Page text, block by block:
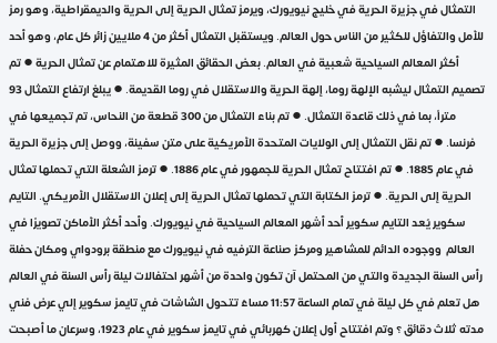
التمثال في جزيرة الحرية في خليج نيويورك، ويرمز تمثال الحرية إلى الحرية والديمقراطية، وهو رمز
للأمل والتفاؤل للكثير من الناس حول العالم. ويستقبل التمثال أكثر من 4 ملايين زائر كل عام، وهو أحد
أكثر المعالم السياحية شعبية في العالم. بعض الحقائق المثيرة للاهتمام عن تمثال الحرية ● تم
تصميم التمثال ليشبه الإلهة روما، إلهة الحرية والاستقلال في روما القديمة. ● يبلغ ارتفاع التمثال 93
متراً، بما في ذلك قاعدة التمثال. ● تم بناء التمثال من 300 قطعة من النحاس، تم تجميعها في
فرنسا. ● تم نقل التمثال إلى الولايات المتحدة الأمريكية على متن سفينة، ووصل إلى جزيرة الحرية
في عام 1885. ● تم افتتاح تمثال الحرية للجمهور في عام 1886. ● ترمز الشعلة التي تحملها تمثال
الحرية إلى الحرية. ● ترمز الكتابة التي تحملها تمثال الحرية إلى إعلان الاستقلال الأمريكي. التايم
سكوير يُعد التايم سكوير أحد أشهر المعالم السياحية في نيويورك. وأحد أكثر الأماكن تصويرًا في
العالم ووجوده الدائم للمشاهير ومركز صناعة الترفيه في نيويورك مع منطقة برودواي ومكان حفلة
رأس السنة الجديدة والتي من المحتمل آن تكون واحدة من أشهر احتفالات ليلة رأس السنة في العالم
هل تعلم في كل ليلة في تمام الساعة 11:57 مساءً تتحول الشاشات في تايمز سكوير إلي عرض فني
مدته ثلاث دقائق ؟ وتم افتتاح أول إعلان كهربائي في تايمز سكوير في عام 1923، وسرعان ما أصبحت